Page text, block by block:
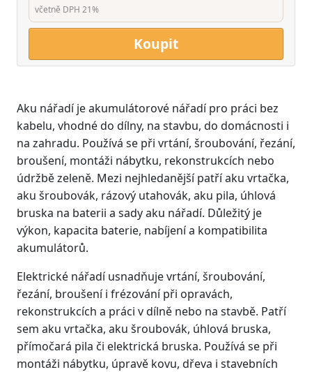
včetně DPH 21%
Koupit
Aku nářadí je akumulátorové nářadí pro práci bez
kabelu, vhodné do dílny, na stavbu, do domácnosti i
na zahradu. Používá se při vrtání, šroubování, řezání,
broušení, montáži nábytku, rekonstrukcích nebo
údržbě zeleně. Mezi nejhledanější patří aku vrtačka,
aku šroubovák, rázový utahovák, aku pila, úhlová
bruska na baterii a sady aku nářadí. Důležitý je
výkon, kapacita baterie, nabíjení a kompatibilita
akumulátorů.
Elektrické nářadí usnadňuje vrtání, šroubování,
řezání, broušení i frézování při opravách,
rekonstrukcích a práci v dílně nebo na stavbě. Patří
sem aku vrtačka, aku šroubovák, úhlová bruska,
přímočará pila či elektrická bruska. Používá se při
montáži nábytku, úpravě kovu, dřeva i stavebních